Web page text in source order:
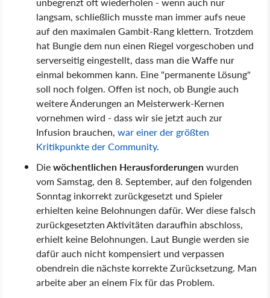
langsam, schließlich musste man immer aufs neue
auf den maximalen Gambit-Rang klettern. Trotzdem
hat Bungie dem nun einen Riegel vorgeschoben und
serverseitig eingestellt, dass man die Waffe nur
einmal bekommen kann. Eine "permanente Lösung"
soll noch folgen. Offen ist noch, ob Bungie auch
weitere Änderungen an Meisterwerk-Kernen
vornehmen wird - dass wir sie jetzt auch zur
Infusion brauchen, war einer der größten
Kritikpunkte der Community.
Diewöchentlichen Herausforderungenwurden
vom Samstag, den 8. September, auf den folgenden
Sonntag inkorrekt zurückgesetzt und Spieler
erhielten keine Belohnungen dafür. Wer diese falsch
zurückgesetzten Aktivitäten daraufhin abschloss,
erhielt keine Belohnungen. Laut Bungie werden sie
dafür auch nicht kompensiert und verpassen
obendrein die nächste korrekte Zurücksetzung. Man
arbeite aber an einem Fix für das Problem.